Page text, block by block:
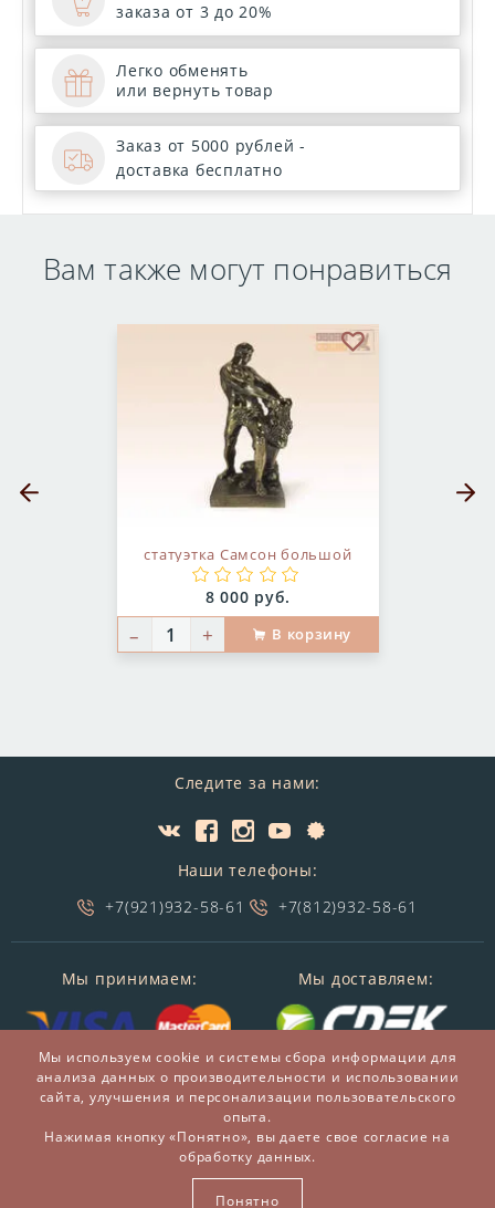
заказа от 3 до 20%
Легко обменять
или вернуть товар
Заказ от 5000 рублей -
доставка бесплатно
Вам также могут понравиться
статуэтка Самсон большой
Цена:
8 000 руб.
– + В корзину
Предыдущий слайд
Следите за нами:
Наши телефоны:
+7(921)932-58-61
+7(812)932-58-61
Мы принимаем: Мы доставляем:
© 2014-2026 БронзаМания -Интернет-магазин
подарков и сувениров из бронзы
Мы используем cookie и системы сбора информации для
анализа данных о производительности и использовании
сайта, улучшения и персонализации пользовательского
опыта.
Нажимая кнопку «Понятно», вы даете свое согласие на
обработку данных.
Понятно